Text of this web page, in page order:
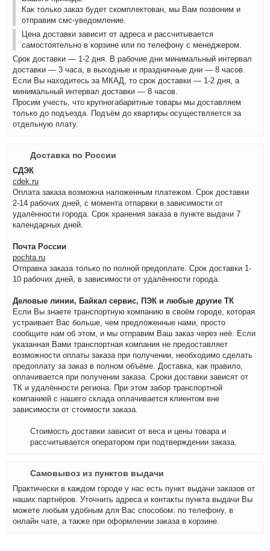
Как только заказ будет скомплектован, мы Вам позвоним и
отправим смс-уведомление.
Цена доставки зависит от адреса и рассчитывается
самостоятельно в корзине или по телефону с менеджером.
Срок доставки — 1-2 дня. В рабочие дни минимальный интервал
доставки — 3 часа, в выходные и праздничные дни — 8 часов.
Если Вы находитесь за МКАД, то срок доставки — 1-2 дня, а
минимальный интервал доставки — 8 часов.
Просим учесть, что крупногабаритные товары мы доставляем
только до подъезда. Подъём до квартиры осуществляется за
отдельную плату.
Доставка по России
СДЭК
cdek.ru
Оплата заказа возможна наложенным платежом. Срок доставки
2-14 рабочих дней, с момента отпарвки в зависимости от
удалённости города. Срок хранения заказа в пункте выдачи 7
календарных дней.
Почта России
pochta.ru
Отправка заказа только по полной предоплате. Срок доставки 1-
10 рабочих дней, в зависимости от удалённости города.
Деловые линии, Байкал сервис, ПЭК и любые другие ТК
Если Вы знаете транспортную компанию в своём городе, которая
устраивает Вас больше, чем предложенные нами, просто
сообщите нам об этом, и мы отправим Ваш заказ через неё. Если
указанная Вами транспортная компания не предоставляет
возможности оплаты заказа при получении, необходимо сделать
предоплату за заказ в полном объёме. Доставка, как правило,
оплачивается при получении заказа. Сроки доставки зависят от
ТК и удалённости региона. При этом забор транспортной
компанией с нашего склада оплачивается клиентом вне
зависимости от стоимости заказа.
Стоимость доставки зависит от веса и цены товара и
рассчитывается оператором при подтверждении заказа.
Самовывоз из пунктов выдачи
Практически в каждом городе у нас есть пункт выдачи заказов от
наших партнёров. Уточнить адреса и контакты пункта выдачи Вы
можете любым удобным для Вас способом: по телефону, в
онлайн чате, а также при оформлении заказа в корзине.